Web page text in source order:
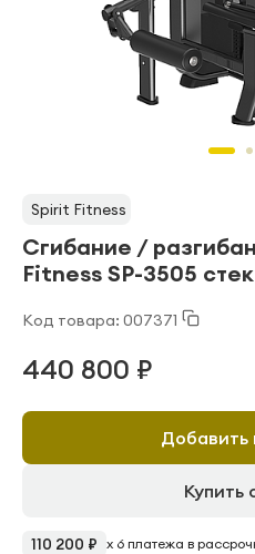
Spirit Fitness
Сгибание /
Fitness SP-3505 стек
Код товара: 007371
440 800 ₽
Добавить
Купить
110 200 ₽ x 6 платежа в